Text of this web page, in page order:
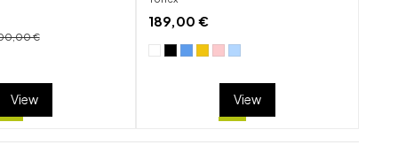
€
View
189,00 €
View